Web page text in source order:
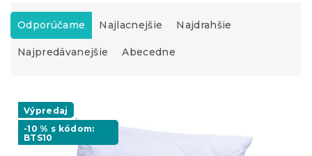
R
a
d
e
e
p
o
Odporúčame Najlacnejšie Najdrahšie
Najpredávanejšie Abecedne
Výpredaj
-10 % s kódom:
BTS10